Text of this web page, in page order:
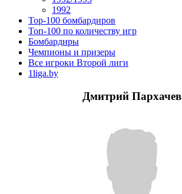
1992
Top-100 бомбардиров
Топ-100 по количеству игр
Бомбардиры
Чемпионы и призеры
Все игроки Второй лиги
1liga.by
Дмитрий Пархачев